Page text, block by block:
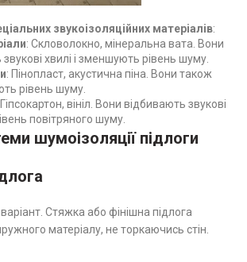
звукоізоляційних матеріалів:
: Скловолокно, мінеральна вата. Вони
хвилі і зменшують рівень шуму.
: Пінопласт, акустична піна. Вони також
рівень шуму.
вініл. Вони відбивають звукові
повітряного шуму.
шумоізоляції підлоги
Стяжка або фінішна підлога
матеріалу, не торкаючись стін.